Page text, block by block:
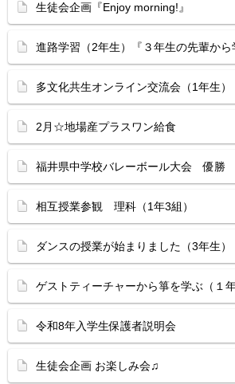
生徒会企画『Enjoy morning!』
進路学習（2年生）『３年生の先輩から
多文化共生オンライン交流会（1年生）
2月☆地場産プラスワン給食
福井県中学校バレーボール大会 優勝
相互授業参観 理科（1年3組）
ダンスの授業が始まりました（3年生）
ゲストティーチャーから箏を学ぶ（１
令和8年入学生保護者説明会
生徒会企画 お楽しみ会♫